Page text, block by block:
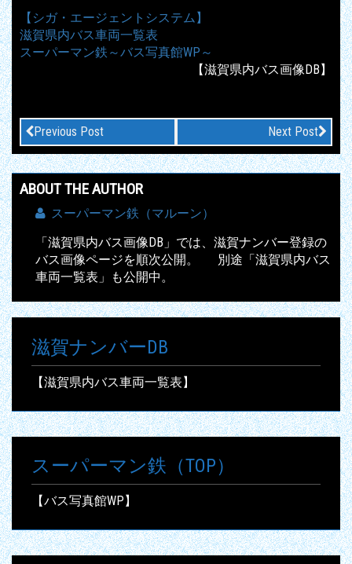
【シガ・エージェントシステム】
滋賀県内バス車両一覧表
スーパーマン鉄～バス写真館WP～
【滋賀県内バス画像DB】
Previous Post Next Post
ABOUT THE AUTHOR
スーパーマン鉄（マルーン）
「滋賀県内バス画像DB」では、滋賀ナンバー登録の
バス画像ページを順次公開。 別途「滋賀県内バス
車両一覧表」も公開中。
滋賀ナンバーDB
【滋賀県内バス車両一覧表】
スーパーマン鉄（TOP）
【バス写真館WP】